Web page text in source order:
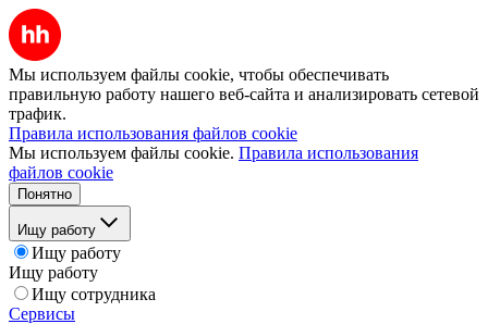
Мы используем файлы cookie, чтобы обеспечивать
правильную работу нашего веб-сайта и анализировать сетевой
трафик.
Правила использования файлов cookie
Мы используем файлы cookie. Правила использования
файлов cookie
Понятно
Ищу работу
Ищу работу
Ищу работу
Ищу сотрудника
Сервисы